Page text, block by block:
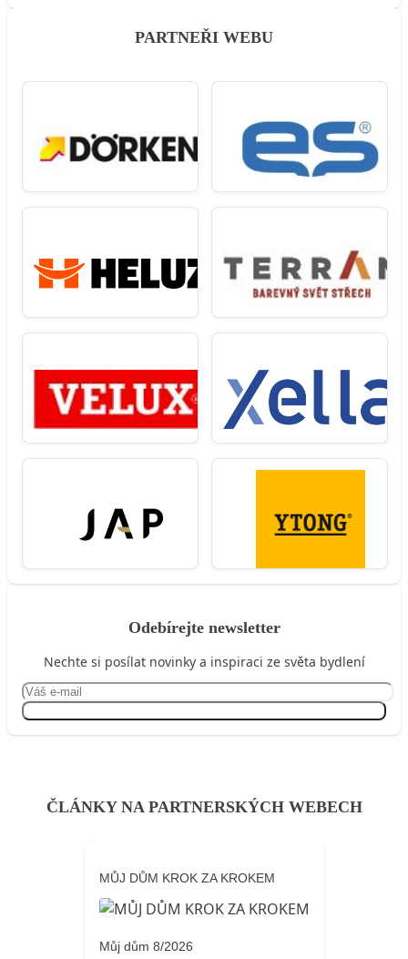
PARTNEŘI WEBU
Odebírejte newsletter
Nechte si posílat novinky a inspiraci ze světa bydlení
ČLÁNKY NA PARTNERSKÝCH WEBECH
MŮJ DŮM KROK ZA KROKEM
Můj dům 8/2026